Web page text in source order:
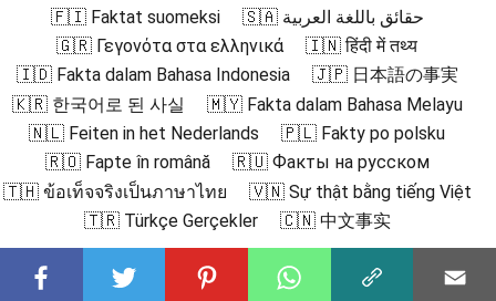
🇫🇮 Faktat suomeksi
🇸🇦 حقائق باللغة العربية
🇬🇷 Γεγονότα στα ελληνικά
🇮🇳 हिंदी में तथ्य
🇮🇩 Fakta dalam Bahasa Indonesia
🇯🇵 日本語の事実
🇰🇷 한국어로 된 사실
🇲🇾 Fakta dalam Bahasa Melayu
🇳🇱 Feiten in het Nederlands
🇵🇱 Fakty po polsku
🇷🇴 Fapte în română
🇷🇺 Факты на русском
🇹🇭 ข้อเท็จจริงเป็นภาษาไทย
🇻🇳 Sự thật bằng tiếng Việt
🇹🇷 Türkçe Gerçekler
🇨🇳 中文事实